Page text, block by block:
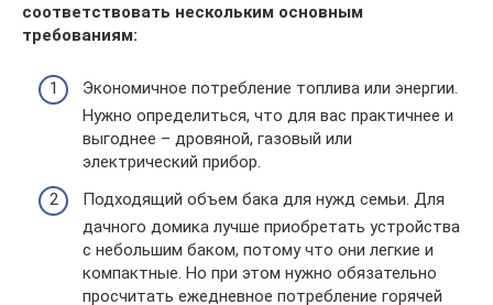
соответствовать нескольким основным
требованиям:
Экономичное потребление топлива или энергии.
Нужно определиться, что для вас практичнее и
выгоднее – дровяной, газовый или
электрический прибор.
Подходящий объем бака для нужд семьи. Для
дачного домика лучше приобретать устройства
с небольшим баком, потому что они легкие и
компактные. Но при этом нужно обязательно
просчитать ежедневное потребление горячей